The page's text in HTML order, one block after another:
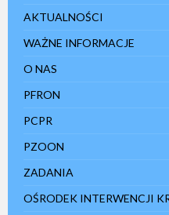
AKTUALNOŚCI
WAŻNE INFORMACJE
O NAS
PFRON
PCPR
PZOON
ZADANIA
OŚRODEK INTERWENCJI